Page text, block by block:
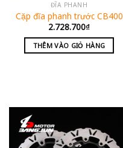
ĐĨA PHANH
Cặp đĩa phanh trước CB400
2.728.700₫
THÊM VÀO GIỎ HÀNG